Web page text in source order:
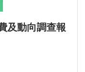
及動向調查報